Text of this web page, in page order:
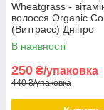
Wheatgrass -
волосся Organic
(Витграсс) Дніпро
В наявності
250 ₴/упаковка
440 ₴/упаковка